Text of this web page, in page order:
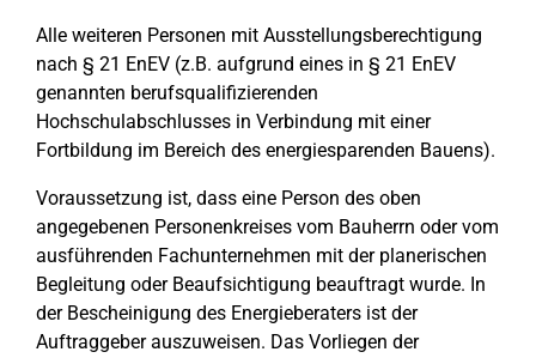
Alle weiteren Personen mit Ausstellungsberechtigung
nach § 21 EnEV (z.B. aufgrund eines in § 21 EnEV
genannten berufsqualifizierenden
Hochschulabschlusses in Verbindung mit einer
Fortbildung im Bereich des energiesparenden Bauens).
Voraussetzung ist, dass eine Person des oben
angegebenen Personenkreises vom Bauherrn oder vom
ausführenden Fachunternehmen mit der planerischen
Begleitung oder Beaufsichtigung beauftragt wurde. In
der Bescheinigung des Energieberaters ist der
Auftraggeber auszuweisen. Das Vorliegen der